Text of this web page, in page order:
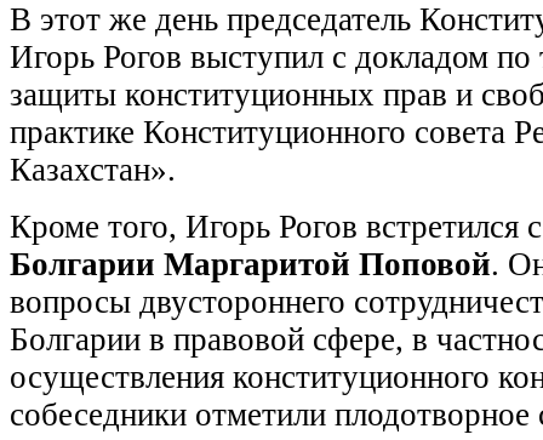
В этот же день председатель
Игорь Рогов выступил с докладом
защиты конституционных прав и
практике Конституционного совета
Казахстан».
Кроме того, Игорь Рогов встретился
Болгарии Маргаритой Поповой.
вопросы двустороннего
Болгарии в правовой сфере, в
осуществления конституционного
собеседники отметили плодотворное